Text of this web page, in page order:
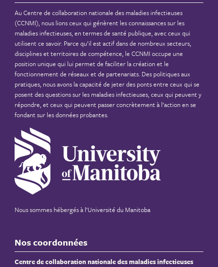
Au Centre de collaboration nationale des maladies infectieuses
(CCNMI), nous lions ceux qui génèrent les connaissances sur les
maladies infectieuses, en termes de santé publique, avec ceux qui
utilisent ce savoir. Parce qu’il est actif dans de nombreux secteurs,
disciplines et territoires de compétence, le CCNMI occupe une
position unique qui lui permet de faciliter la création et le
fonctionnement de réseaux et de partenariats. Des politiques aux
pratiques, nous avons la capacité de jeter des ponts entre ceux qui se
posent des questions sur les maladies infectieuses, ceux qui peuvent y
répondre, et ceux qui peuvent passer concrètement à l’action en se
fondant sur les données probantes.
Nous sommes hébergés à l’Université du Manitoba
Nos coordonnées
Centre de collaboration nationale des maladies infectieuses